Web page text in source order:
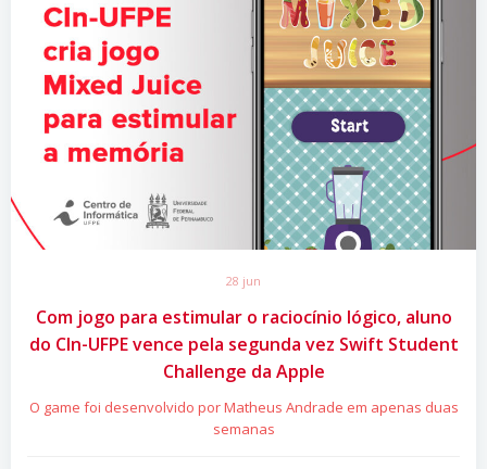
28 jun
Com jogo para estimular o raciocínio lógico, aluno
do CIn-UFPE vence pela segunda vez Swift Student
Challenge da Apple
O game foi desenvolvido por Matheus Andrade em apenas duas
semanas